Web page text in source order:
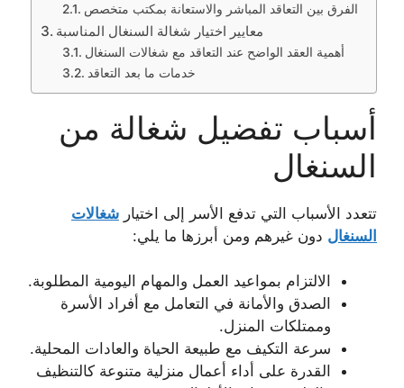
الفرق بين التعاقد المباشر والاستعانة بمكتب متخصص
معايير اختيار شغالة السنغال المناسبة
أهمية العقد الواضح عند التعاقد مع شغالات السنغال
خدمات ما بعد التعاقد
أسباب تفضيل شغالة من
السنغال
تتعدد الأسباب التي تدفع الأسر إلى اختيار شغالات
السنغال دون غيرهم ومن أبرزها ما يلي:
الالتزام بمواعيد العمل والمهام اليومية المطلوبة.
الصدق والأمانة في التعامل مع أفراد الأسرة
وممتلكات المنزل.
سرعة التكيف مع طبيعة الحياة والعادات المحلية.
القدرة على أداء أعمال منزلية متنوعة كالتنظيف